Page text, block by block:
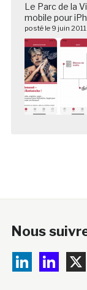
Le Parc de la
mobile pour
posté le 9 juin 2011
Nous